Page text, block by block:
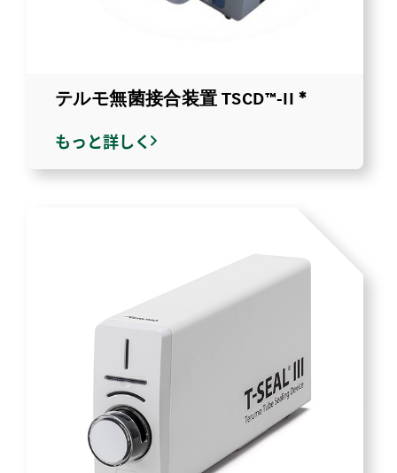
テルモ無菌接合装置 TSCD™-II *
もっと詳しく